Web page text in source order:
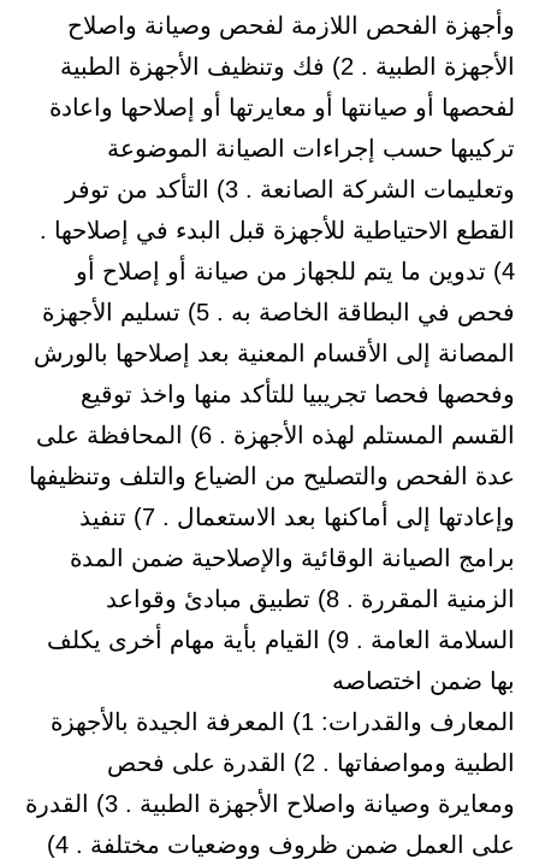
وأجهزة الفحص اللازمة لفحص وصيانة واصلاح
الأجهزة الطبية . 2) فك وتنظيف الأجهزة الطبية
لفحصها أو صيانتها أو معايرتها أو إصلاحها واعادة
تركيبها حسب إجراءات الصيانة الموضوعة
وتعليمات الشركة الصانعة . 3) التأكد من توفر
القطع الاحتياطية للأجهزة قبل البدء في إصلاحها .
4) تدوين ما يتم للجهاز من صيانة أو إصلاح أو
فحص في البطاقة الخاصة به . 5) تسليم الأجهزة
المصانة إلى الأقسام المعنية بعد إصلاحها بالورش
وفحصها فحصا تجريبيا للتأكد منها واخذ توقيع
القسم المستلم لهذه الأجهزة . 6) المحافظة على
عدة الفحص والتصليح من الضياع والتلف وتنظيفها
وإعادتها إلى أماكنها بعد الاستعمال . 7) تنفيذ
برامج الصيانة الوقائية والإصلاحية ضمن المدة
الزمنية المقررة . 8) تطبيق مبادئ وقواعد
السلامة العامة . 9) القيام بأية مهام أخرى يكلف
بها ضمن اختصاصه
المعارف والقدرات: 1) المعرفة الجيدة بالأجهزة
الطبية ومواصفاتها . 2) القدرة على فحص
ومعايرة وصيانة واصلاح الأجهزة الطبية . 3) القدرة
على العمل ضمن ظروف ووضعيات مختلفة . 4)